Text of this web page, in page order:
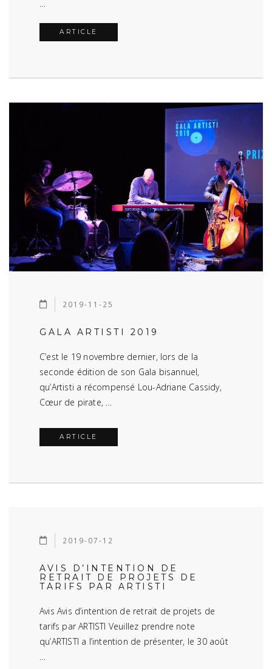
ARTICLE
2019-11-25
GALA ARTISTI 2019
C’est le 19 novembre dernier, lors de la
seconde édition de son Gala bisannuel,
qu’Artisti a récompensé Lou-Adriane Cassidy,
Cœur de pirate, …
ARTICLE
2019-07-12
AVIS D’INTENTION DE
RETRAIT DE PROJETS DE
TARIFS PAR ARTISTI
Avis Avis d’intention de retrait de projets de
tarifs par ARTISTI Veuillez prendre note
qu’ARTISTI a l’intention de présenter, le 30 août
…